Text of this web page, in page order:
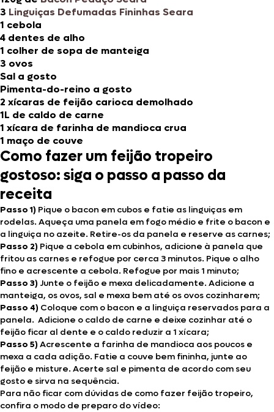
3 Linguiças Defumadas Fininhas Seara
1 cebola
4 dentes de alho
1 colher de sopa de manteiga
3 ovos
Sal a gosto
Pimenta-do-reino a gosto
2 xícaras de feijão carioca demolhado
1L de caldo de carne
1 xícara de farinha de mandioca crua
1 maço de couve
Como fazer um feijão tropeiro
gostoso: siga o passo a passo da
receita
Passo 1) Pique o bacon em cubos e fatie as linguiças em
rodelas. Aqueça uma panela em fogo médio e frite o bacon e
a linguiça no azeite. Retire-os da panela e reserve as carnes;
Passo 2) Pique a cebola em cubinhos, adicione à panela que
fritou as carnes e refogue por cerca 3 minutos. Pique o alho
fino e acrescente a cebola. Refogue por mais 1 minuto;
Passo 3) Junte o feijão e mexa delicadamente. Adicione a
manteiga, os ovos, sal e mexa bem até os ovos cozinharem;
Passo 4) Coloque com o bacon e a linguiça reservados para a
panela. Adicione o caldo de carne e deixe cozinhar até o
feijão ficar al dente e o caldo reduzir a 1 xícara;
Passo 5) Acrescente a farinha de mandioca aos poucos e
mexa a cada adição. Fatie a couve bem fininha, junte ao
feijão e misture. Acerte sal e pimenta de acordo com seu
gosto e sirva na sequência.
Para não ficar com dúvidas de como fazer feijão tropeiro,
confira o modo de preparo do vídeo: